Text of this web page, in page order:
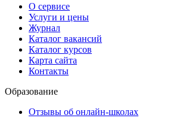
О сервисе
Услуги и цены
Журнал
Каталог вакансий
Каталог курсов
Карта сайта
Контакты
Образование
Отзывы об онлайн-школах